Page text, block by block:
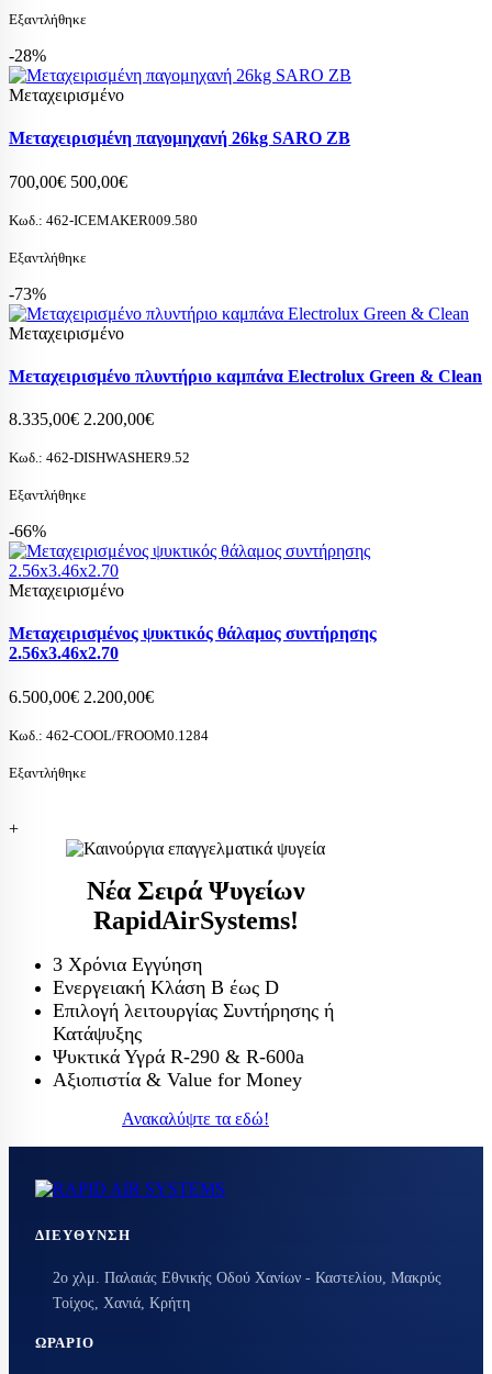
Εξαντλήθηκε
-28%
Μεταχειρισμένο
Μεταχειρισμένη παγομηχανή 26kg SARO ZB
700,00€ 500,00€
Κωδ.: 462-ICEMAKER009.580
Εξαντλήθηκε
-73%
Μεταχειρισμένο
Μεταχειρισμένο πλυντήριο καμπάνα Electrolux Green & Clean
8.335,00€ 2.200,00€
Κωδ.: 462-DISHWASHER9.52
Εξαντλήθηκε
-66%
Μεταχειρισμένο
Μεταχειρισμένος ψυκτικός θάλαμος συντήρησης
2.56x3.46x2.70
6.500,00€ 2.200,00€
Κωδ.: 462-COOL/FROOM0.1284
Εξαντλήθηκε
+
Νέα Σειρά Ψυγείων
RapidAirSystems!
3 Χρόνια Εγγύηση
Ενεργειακή Κλάση Β έως D
Επιλογή λειτουργίας Συντήρησης ή
Κατάψυξης
Ψυκτικά Υγρά R-290 & R-600a
Αξιοπιστία & Value for Money
Ανακαλύψτε τα εδώ!
ΔΙΕΎΘΥΝΣΗ
2ο χλμ. Παλαιάς Εθνικής Οδού Χανίων - Καστελίου, Μακρύς
Τοίχος, Χανιά, Κρήτη
ΩΡΆΡΙΟ